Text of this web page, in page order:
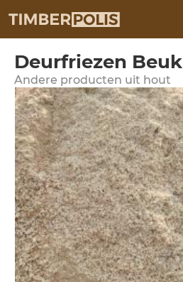
Deurfriezen Beuk
Andere producten uit hout